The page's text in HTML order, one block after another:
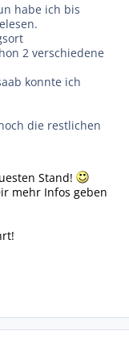
habe ich bis
2 verschiedene
konnte ich
die restlichen
Stand!
mehr Infos geben